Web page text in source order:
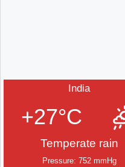
India
+27°C
Temperate rain
Pressure: 752 mmHg